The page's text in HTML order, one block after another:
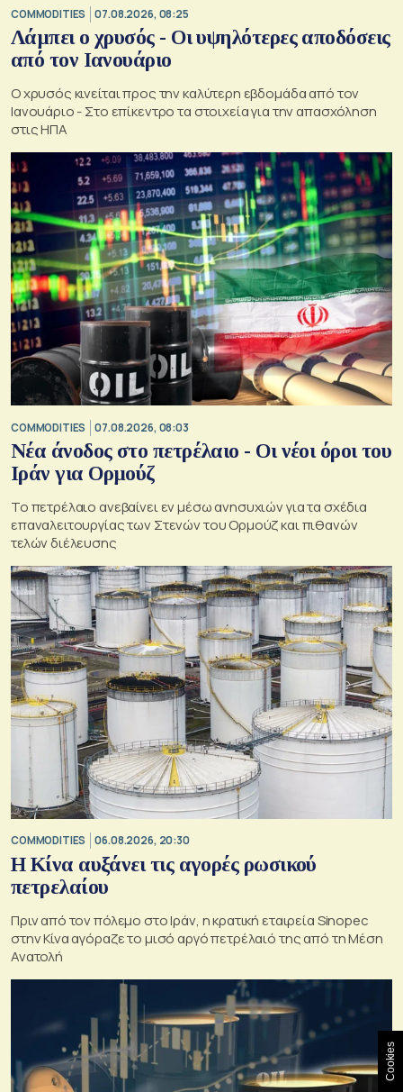
COMMODITIES 07.08.2026, 08:25
Λάμπει ο χρυσός - Οι υψηλότερες αποδόσεις
από τον Ιανουάριο
Ο χρυσός κινείται προς την καλύτερη εβδομάδα από τον
Ιανουάριο - Στο επίκεντρο τα στοιχεία για την απασχόληση
στις ΗΠΑ
COMMODITIES 07.08.2026, 08:03
Νέα άνοδος στο πετρέλαιο - Οι νέοι όροι του
Ιράν για Ορμούζ
Το πετρέλαιο ανεβαίνει εν μέσω ανησυχιών για τα σχέδια
επαναλειτουργίας των Στενών του Ορμούζ και πιθανών
τελών διέλευσης
COMMODITIES 06.08.2026, 20:30
Η Κίνα αυξάνει τις αγορές ρωσικού
πετρελαίου
Πριν από τον πόλεμο στο Ιράν, η κρατική εταιρεία Sinopec
στην Κίνα αγόραζε το μισό αργό πετρέλαιό της από τη Μέση
Ανατολή
Cookies